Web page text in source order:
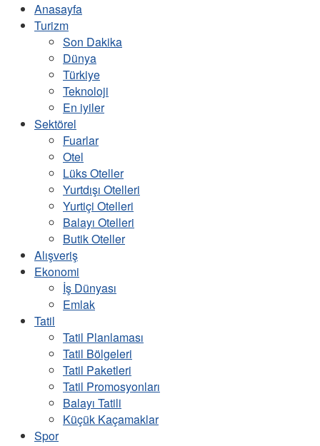
Anasayfa
Turizm
Son Dakika
Dünya
Türkiye
Teknoloji
En iyiler
Sektörel
Fuarlar
Otel
Lüks Oteller
Yurtdışı Otelleri
Yurtiçi Otelleri
Balayı Otelleri
Butik Oteller
Alışveriş
Ekonomi
İş Dünyası
Emlak
Tatil
Tatil Planlaması
Tatil Bölgeleri
Tatil Paketleri
Tatil Promosyonları
Balayı Tatili
Küçük Kaçamaklar
Spor